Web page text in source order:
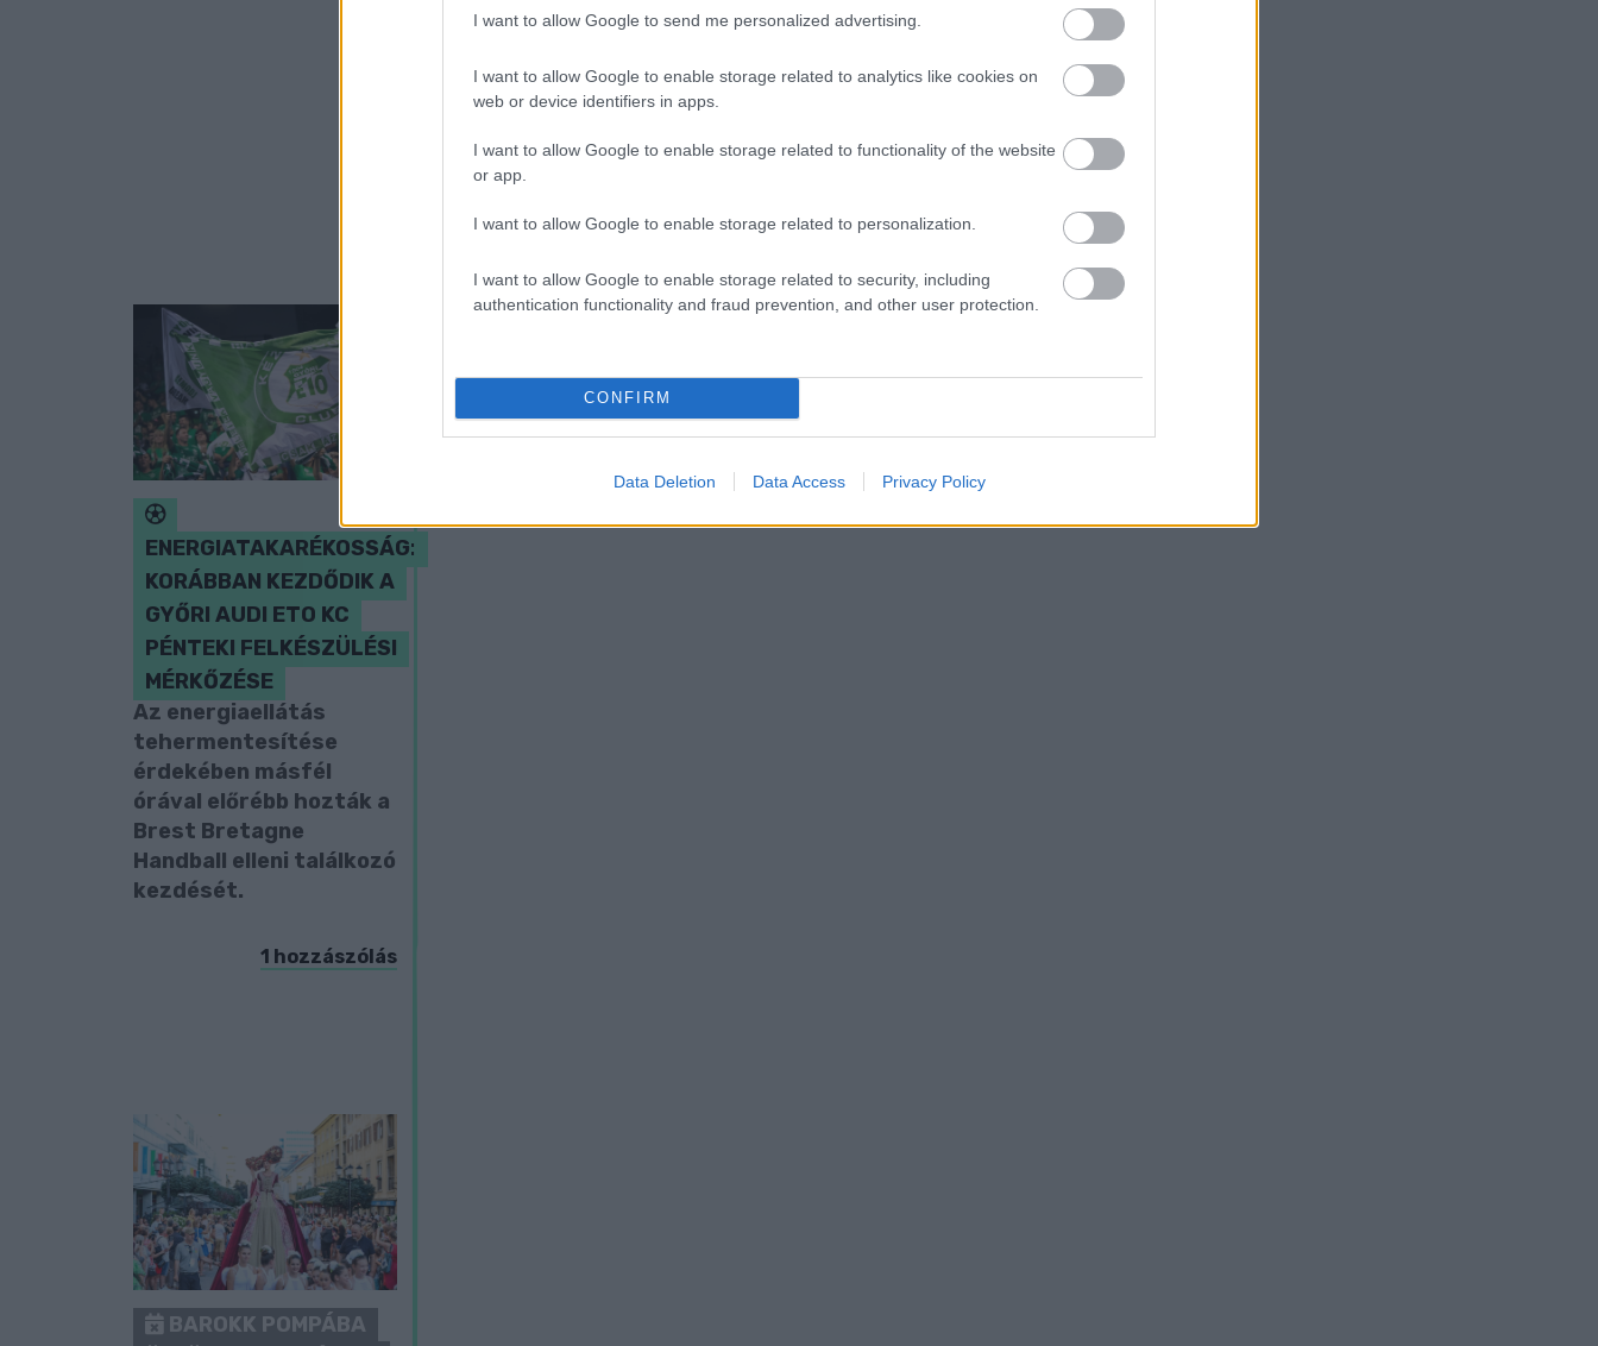
I want to allow Google to send me personalized advertising.
I want to allow Google to enable storage related to analytics like cookies on
web or device identifiers in apps.
I want to allow Google to enable storage related to functionality of the website
or app.
I want to allow Google to enable storage related to personalization.
I want to allow Google to enable storage related to security, including
authentication functionality and fraud prevention, and other user protection.
CONFIRM
Data Deletion Data Access Privacy Policy
ENERGIATAKARÉKOSSÁG:
KORÁBBAN KEZDŐDIK A
GYŐRI AUDI ETO KC
PÉNTEKI FELKÉSZÜLÉSI
MÉRKŐZÉSE
Az energiaellátás
tehermentesítése
érdekében másfél
órával előrébb hozták a
Brest Bretagne
Handball elleni találkozó
kezdését.
1 hozzászólás
BAROKK POMPÁBA